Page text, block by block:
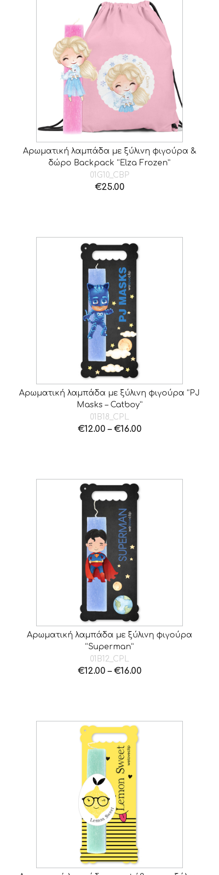
Αρωματική λαμπάδα με ξύλινη φιγούρα &
δώρο Backpack “Elza Frozen”
01G10_CBP
€25.00
Αρωματική λαμπάδα με ξύλινη φιγούρα “PJ
Masks – Catboy”
01B18_CPL
€12.00 – €16.00
Αρωματική λαμπάδα με ξύλινη φιγούρα
“Superman”
01B12_CPL
€12.00 – €16.00